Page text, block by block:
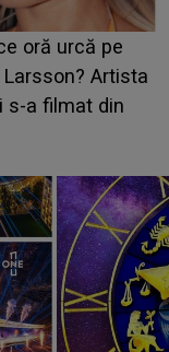
din "Casa
CINE ESTE
Aflându-se în
IMEDIAT: "Am